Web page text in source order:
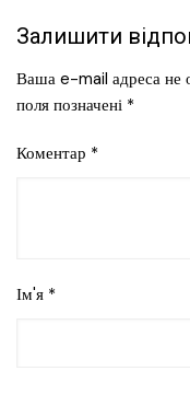
Залишити
Ваша e-mail адреса не
поля позначені *
Коментар *
Ім'я *